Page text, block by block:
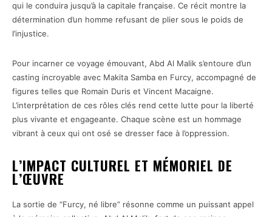
qui le conduira jusqu’à la capitale française. Ce récit montre la
détermination d’un homme refusant de plier sous le poids de
l’injustice.
Pour incarner ce voyage émouvant, Abd Al Malik s’entoure d’un
casting incroyable avec Makita Samba en Furcy, accompagné de
figures telles que Romain Duris et Vincent Macaigne.
L’interprétation de ces rôles clés rend cette lutte pour la liberté
plus vivante et engageante. Chaque scène est un hommage
vibrant à ceux qui ont osé se dresser face à l’oppression.
L’IMPACT CULTUREL ET MÉMORIEL DE
L’ŒUVRE
La sortie de “Furcy, né libre” résonne comme un puissant appel